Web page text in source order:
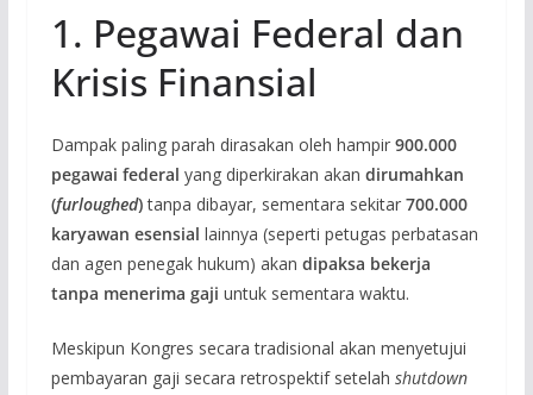
1. Pegawai Federal dan
Krisis Finansial
Dampak paling parah dirasakan oleh hampir 900.000
pegawai federal yang diperkirakan akan dirumahkan
(furloughed)tanpa dibayar, sementara sekitar 700.000
karyawan esensial lainnya (seperti petugas perbatasan
dan agen penegak hukum) akan dipaksa bekerja
tanpa menerima gaji untuk sementara waktu.
Meskipun Kongres secara tradisional akan menyetujui
pembayaran gaji secara retrospektif setelah shutdown